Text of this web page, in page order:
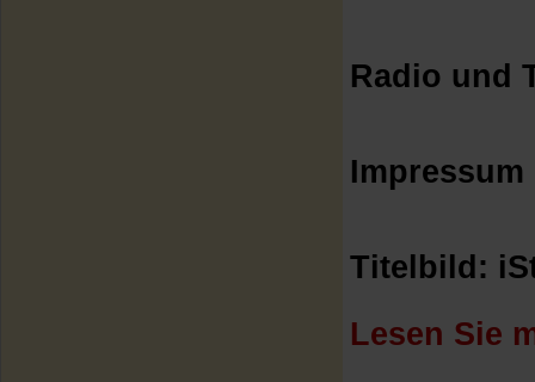
Radio und
Impressum
Titelbild:
Lesen Sie